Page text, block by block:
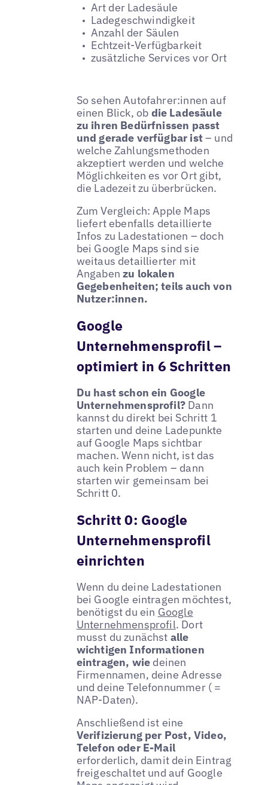
Art der Ladesäule
Ladegeschwindigkeit
Anzahl der Säulen
Echtzeit-Verfügbarkeit
zusätzliche Services vor Ort
So sehen Autofahrer:innen auf
einen Blick, ob die Ladesäule
zu ihren Bedürfnissen passt
und gerade verfügbar ist– und
welche Zahlungsmethoden
akzeptiert werden und welche
Möglichkeiten es vor Ort gibt,
die Ladezeit zu überbrücken.
Zum Vergleich: Apple Maps
liefert ebenfalls detaillierte
Infos zu Ladestationen – doch
bei Google Maps sind sie
weitaus detaillierter mit
Angaben zu lokalen
Gegebenheiten; teils auch von
Nutzer:innen.
Google
Unternehmensprofil –
optimiert in 6 Schritten
Du hast schon ein Google
Unternehmensprofil? Dann
kannst du direkt bei Schritt 1
starten und deine Ladepunkte
auf Google Maps sichtbar
machen. Wenn nicht, ist das
auch kein Problem – dann
starten wir gemeinsam bei
Schritt 0.
Schritt 0: Google
Unternehmensprofil
einrichten
Wenn du deine Ladestationen
bei Google eintragen möchtest,
benötigst du ein Google
Unternehmensprofil. Dort
musst du zunächst alle
wichtigen Informationen
eintragen, wie deinen
Firmennamen, deine Adresse
und deine Telefonnummer ( =
NAP-Daten).
Anschließend ist eine
Verifizierung per Post, Video,
Telefon oder E-Mail
erforderlich, damit dein Eintrag
freigeschaltet und auf Google